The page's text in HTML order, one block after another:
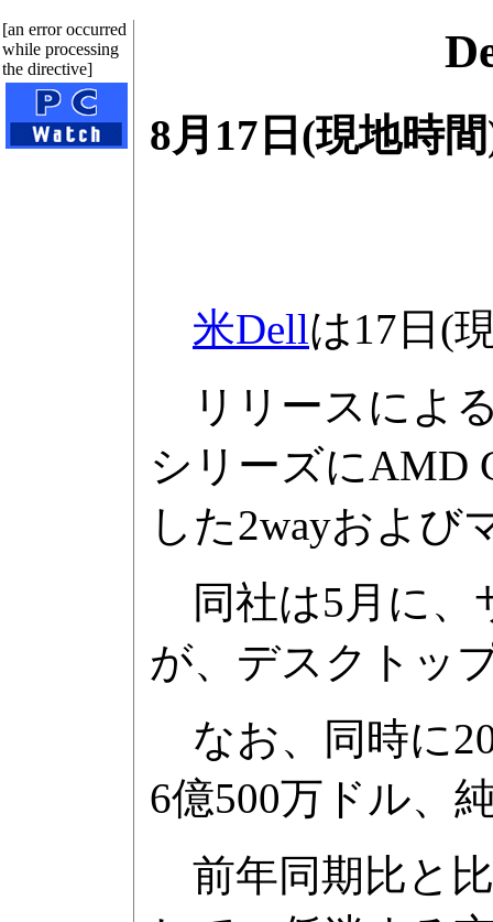
[an error occurred
while processing
the directive]
8月17日(現地時
米Dellは17日(
リリースによ
シリーズにAMD
した2wayおよび
同社は5月に、
が、デスクトッ
なお、同時に
6億500万ドル、
前年同期比と